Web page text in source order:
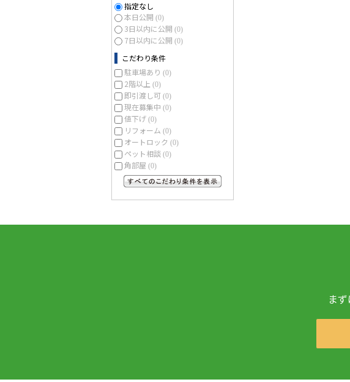
指定なし
本日公開 (0)
3日以内に公開 (0)
7日以内に公開 (0)
こだわり条件
駐車場あり (0)
2階以上 (0)
即引渡し可 (0)
現在募集中 (0)
値下げ (0)
リフォーム (0)
オートロック (0)
ペット相談 (0)
角部屋 (0)
ま